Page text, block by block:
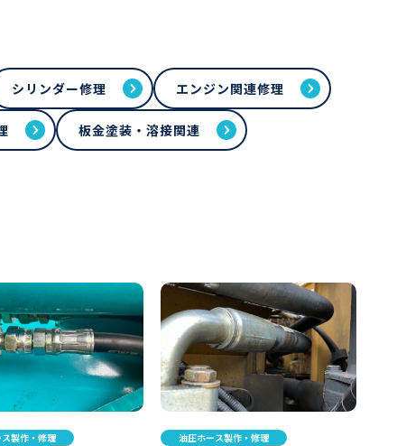
シリンダー修理 エンジン関連修理
板金塗装・溶接関連
製作・修理
油圧ホース製作・修理